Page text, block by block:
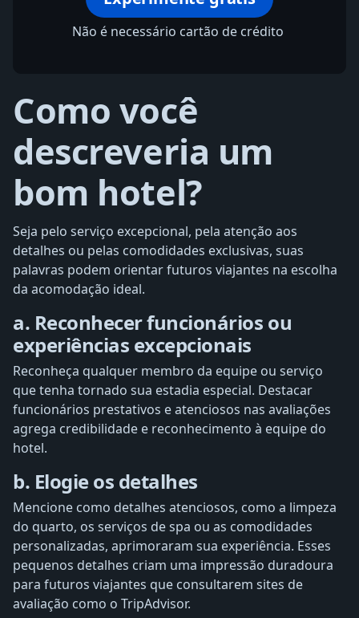
Não é necessário cartão de crédito
Como você
descreveria um
bom hotel?
Seja pelo serviço excepcional, pela atenção aos
detalhes ou pelas comodidades exclusivas, suas
palavras podem orientar futuros viajantes na escolha
da acomodação ideal.
a. Reconhecer funcionários ou
experiências excepcionais
Reconheça qualquer membro da equipe ou serviço
que tenha tornado sua estadia especial. Destacar
funcionários prestativos e atenciosos nas avaliações
agrega credibilidade e reconhecimento à equipe do
hotel.
b. Elogie os detalhes
Mencione como detalhes atenciosos, como a limpeza
do quarto, os serviços de spa ou as comodidades
personalizadas, aprimoraram sua experiência. Esses
pequenos detalhes criam uma impressão duradoura
para futuros viajantes que consultarem sites de
avaliação como o TripAdvisor.